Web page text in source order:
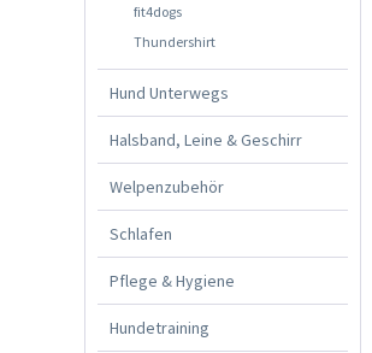
fit4dogs
Thundershirt
Hund Unterwegs
Halsband, Leine & Geschirr
Welpenzubehör
Schlafen
Pflege & Hygiene
Hundetraining